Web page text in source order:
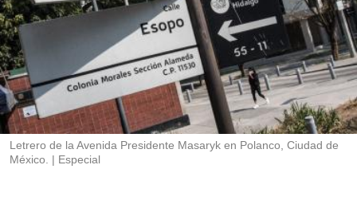
c
o
r
t
i
r
Letrero de la Avenida Presidente Masaryk en Polanco, Ciudad de
México.
Especial